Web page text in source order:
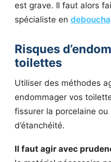
est grave. Il faut alors
spécialiste en
Risques
toilettes
Utiliser des méthodes
endommager vos
fissurer la porcelaine
d’étanchéité.
Il faut agir avec